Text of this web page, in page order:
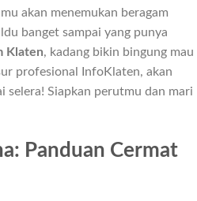
akan menemukan beragam
banget sampai yang punya
Klaten, kadang bikin bingung mau
profesional InfoKlaten, akan
selera! Siapkan perutmu dan mari
Panduan Cermat